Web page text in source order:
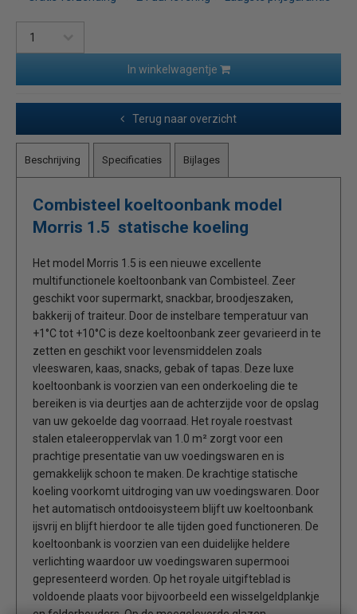
In winkelwagentje
Terug naar overzicht
Beschrijving Specificaties Bijlages
Combisteel koeltoonbank model
Morris 1.5 statische koeling
Het model Morris 1.5 is een nieuwe excellente
multifunctionele koeltoonbank van Combisteel. Zeer
geschikt voor supermarkt, snackbar, broodjeszaken,
bakkerij of traiteur. Door de instelbare temperatuur van
+1°C tot +10°C is deze koeltoonbank zeer gevarieerd in te
zetten en geschikt voor levensmiddelen zoals
vleeswaren, kaas, snacks, gebak of tapas. Deze luxe
koeltoonbank is voorzien van een onderkoeling die te
bereiken is via deurtjes aan de achterzijde voor de opslag
van uw gekoelde dag voorraad. Het royale roestvast
stalen etaleeroppervlak van 1.0 m² zorgt voor een
prachtige presentatie van uw voedingswaren en is
gemakkelijk schoon te maken. De krachtige statische
koeling voorkomt uitdroging van uw voedingswaren. Door
het automatisch ontdooisysteem blijft uw koeltoonbank
ijsvrij en blijft hierdoor te alle tijden goed functioneren. De
koeltoonbank is voorzien van een duidelijke heldere
verlichting waardoor uw voedingswaren supermooi
gepresenteerd worden. Op het royale uitgifteblad is
voldoende plaats voor bijvoorbeeld een wisselgeldplankje